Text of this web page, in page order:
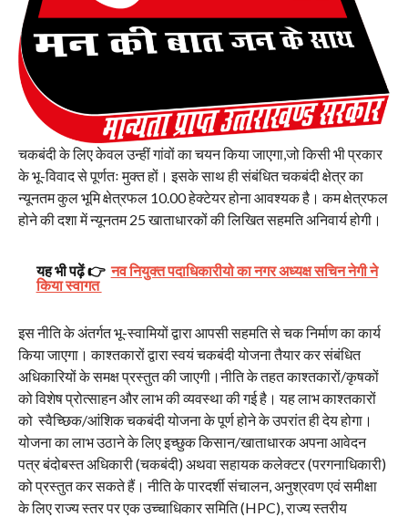
चकबंदी के लिए केवल उन्हीं गांवों का चयन किया जाएगा,जो किसी भी प्रकार
के भू-विवाद से पूर्णतः मुक्त हों। इसके साथ ही संबंधित चकबंदी क्षेत्र का
न्यूनतम कुल भूमि क्षेत्रफल 10.00 हेक्टेयर होना आवश्यक है। कम क्षेत्रफल
होने की दशा में न्यूनतम 25 खाताधारकों की लिखित सहमति अनिवार्य होगी।
यह भी पढ़ें 👉 नव नियुक्त पदाधिकारीयो का नगर अध्यक्ष सचिन नेगी ने
किया स्वागत
इस नीति के अंतर्गत भू-स्वामियों द्वारा आपसी सहमति से चक निर्माण का कार्य
किया जाएगा। काश्तकारों द्वारा स्वयं चकबंदी योजना तैयार कर संबंधित
अधिकारियों के समक्ष प्रस्तुत की जाएगी।नीति के तहत काश्तकारों/कृषकों
को विशेष प्रोत्साहन और लाभ की व्यवस्था की गई है। यह लाभ काश्तकारों
को स्वैच्छिक/आंशिक चकबंदी योजना के पूर्ण होने के उपरांत ही देय होगा।
योजना का लाभ उठाने के लिए इच्छुक किसान/खाताधारक अपना आवेदन
पत्र बंदोबस्त अधिकारी (चकबंदी) अथवा सहायक कलेक्टर (परगनाधिकारी)
को प्रस्तुत कर सकते हैं। नीति के पारदर्शी संचालन, अनुश्रवण एवं समीक्षा
के लिए राज्य स्तर पर एक उच्चाधिकार समिति (HPC), राज्य स्तरीय